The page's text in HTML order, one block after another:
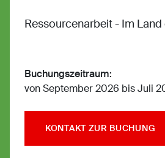
Ressourcenarbeit - Im
Buchungszeitraum:
von September 2026 bis Juli
KONTAKT ZUR BUCHUNG